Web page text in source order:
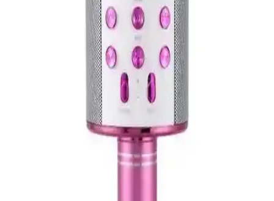
OKMORE ve Tatu Karoake Mikrofonlarının
Detaylı Karşılaştırması ve Seçim Rehberi
İki popüler karaoke mikrofonunu karşılaştırıyoruz: OKMORE ve
Tatu. Özellikleri, kullanıcı yorumları ve performans analizleri ile en
uygun mikrofonu belirlemenize yardımcı oluyoruz.
Rode NT1 Signature Serisi Pembe Stüdyo
Mikrofonu Profesyonel Ses Kaydı İçin Uygun
Rode NT1 Signature serisi pembe mikrofon, yüksek hassasiyetli
kapsülü, düşük gürültü seviyesi ve dayanıklı tasarımıyla profesyonel